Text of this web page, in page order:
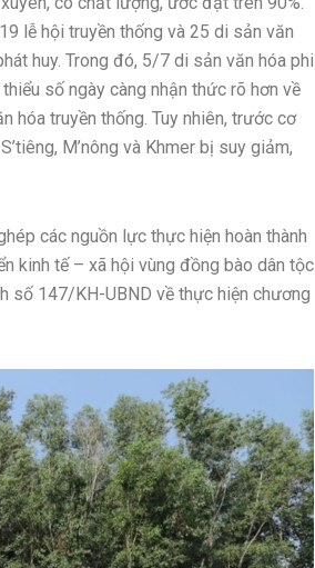
lễ hội truyền thống và 25 di sản văn
huy. Trong đó, 5/7 di sản văn hóa phi
số ngày càng nhận thức rõ hơn về
hóa truyền thống. Tuy nhiên, trước cơ
M’nông và Khmer bị suy giảm,
các nguồn lực thực hiện hoàn thành
kinh tế – xã hội vùng đồng bào dân tộc
số 147/KH-UBND về thực hiện chương